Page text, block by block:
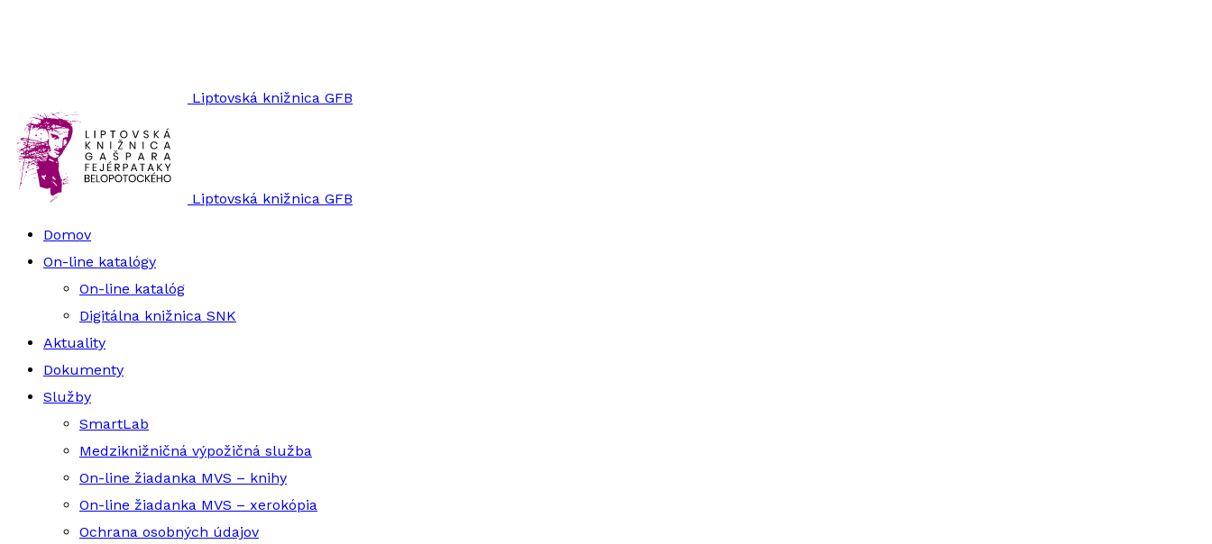
Liptovská knižnica GFB
Liptovská knižnica GFB
Domov
On-line katalógy
On-line katalóg
Digitálna knižnica SNK
Aktuality
Dokumenty
Služby
SmartLab
Medziknižničná výpožičná služba
On-line žiadanka MVS – knihy
On-line žiadanka MVS – xerokópia
Ochrana osobných údajov